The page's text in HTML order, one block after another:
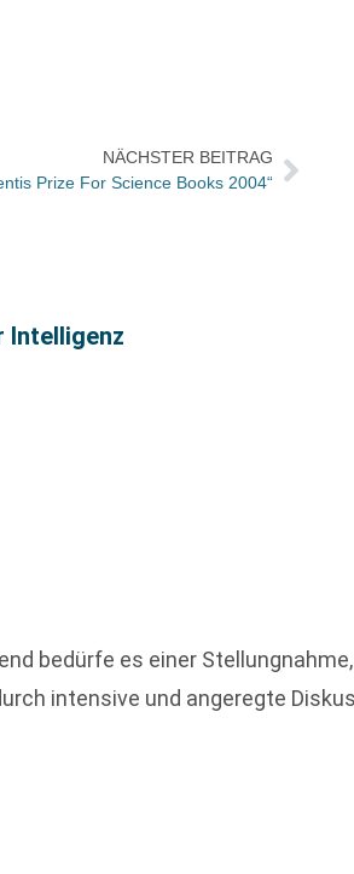
NÄCHSTER BEITRAG
Prize For Science Books 2004“
Intelligenz
bedürfe es einer
intensive und angeregte